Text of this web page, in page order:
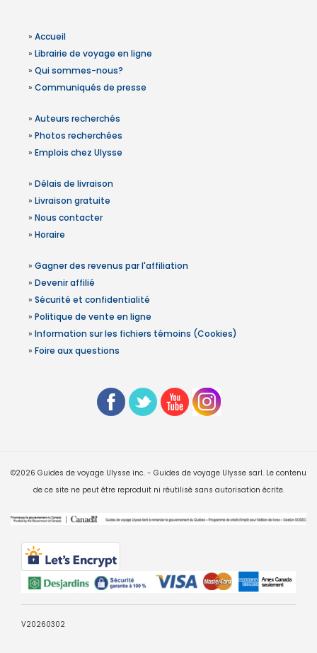
» Accueil
» Librairie de voyage en ligne
» Qui sommes-nous?
» Communiqués de presse
» Auteurs recherchés
» Photos recherchées
» Emplois chez Ulysse
» Délais de livraison
» Livraison gratuite
» Nous contacter
» Horaire
» Gagner des revenus par l'affiliation
» Devenir affilié
» Sécurité et confidentialité
» Politique de vente en ligne
» Information sur les fichiers témoins (Cookies)
» Foire aux questions
©2026 Guides de voyage Ulysse inc. - Guides de voyage Ulysse sarl. Le contenu
de ce site ne peut être reproduit ni réutilisé sans autorisation écrite.
V20260302